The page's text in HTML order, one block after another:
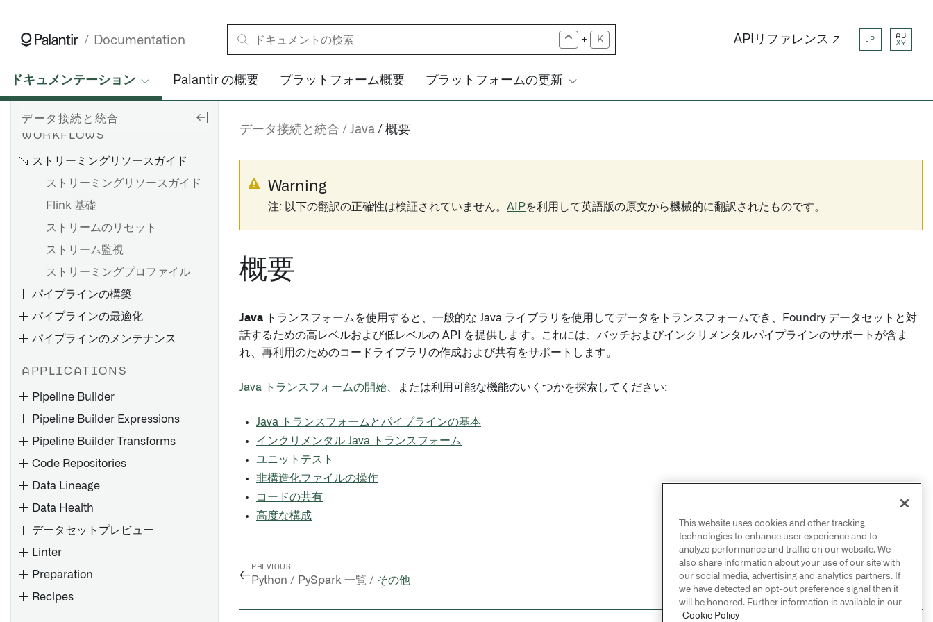
Documentation + K APIリファレンス ↗ JP
AB
XY
ドキュメンテーション Palantir の概要 プラットフォーム概要 プラットフォームの更新
データ接続と統合
configuration リファレンス
ァレンス
証
ソースのセットアップ
ソース探索
バッチ同期を設定する
ストリーミング同期の設定
ファイルベースの同期
メディアセットの同期
ァレンス
概要
エクスポートタスク（レガシ
HyperAuto V1 概要
HyperAuto V1 を使い始める
SDDI コックピット
設定リファレンス
HyperAuto V1からV2への移行
HyperAuto V1 FAQ
Available connectors
sources
SAP
SAP アドオンのインストール
Palantir Foundry Connector
ンストール
リモートエージェントのイン
ストール
ージェントのインストール
サポートパッケージのインス
ール
SLT（SAP Landscape
Transformation Replication
RFC 接続の作成
は Remote Agent のアンイン
WORKFLOWS
ストリーミングリソースガイド
ストリーミングリソースガイド
Flink 基礎
ストリームのリセット
ストリーム監視
ストリーミングプロファイル
パイプラインの構築
Pipeline Builder でバッチパ
イプラインを作成する
Pipeline Builder を使用して
ラインを作成する
コードリポジトリを使用して
バッチパイプラインを作成す
メディアセットバッチパイプ
パイプラインの最適化
グする
ストリームの失敗のデバッグ
メモリ不足（OOM）エラーの
トラブルシューティング
スケジュールのトラブルシュ
パイプラインのメンテナンス
APPLICATIONS
Pipeline Builder
概要
データセットの追加
自動的に入力データを生成す
Pipeline Builder Expressions
Pipeline Builder Transforms
Code Repositories
Control Panelでのコードリポ
ジトリ設定の構成
Data Lineage
データフローを探索する
Data Health
チェックの種類
データセットプレビュー
Linter
Preparation
Recipes
データ接続と統合 Java 概要
Warning
注: 以下の翻訳の正確性は検証されていません。 AIPを利用して英語版の原文から機械的に翻訳されたものです。
概要
Java トランスフォームを使用すると、一般的な Java ライブラリを使用してデータをトランスフォームでき、Foundry データセットと対
話するための高レベルおよび低レベルの API を提供します。これには、バッチおよびインクリメンタルパイプラインのサポートが含ま
れ、再利用のためのコードライブラリの作成および共有をサポートします。
Java トランスフォームの開始 、または利用可能な機能のいくつかを探索してください:
Java トランスフォームとパイプラインの基本
インクリメンタル Java トランスフォーム
ユニットテスト
非構造化ファイルの操作
コードの共有
高度な構成
←
PREVIOUS
Python / PySpark 一覧 / その他
NEXT
はじめに
This website uses cookies and other tracking
technologies to enhance user experience and to
analyze performance and traffic on our website. We
also share information about your use of our site with
our social media, advertising and analytics partners. If
we have detected an opt-out preference signal then it
will be honored. Further information is available in our
Cookie Policy